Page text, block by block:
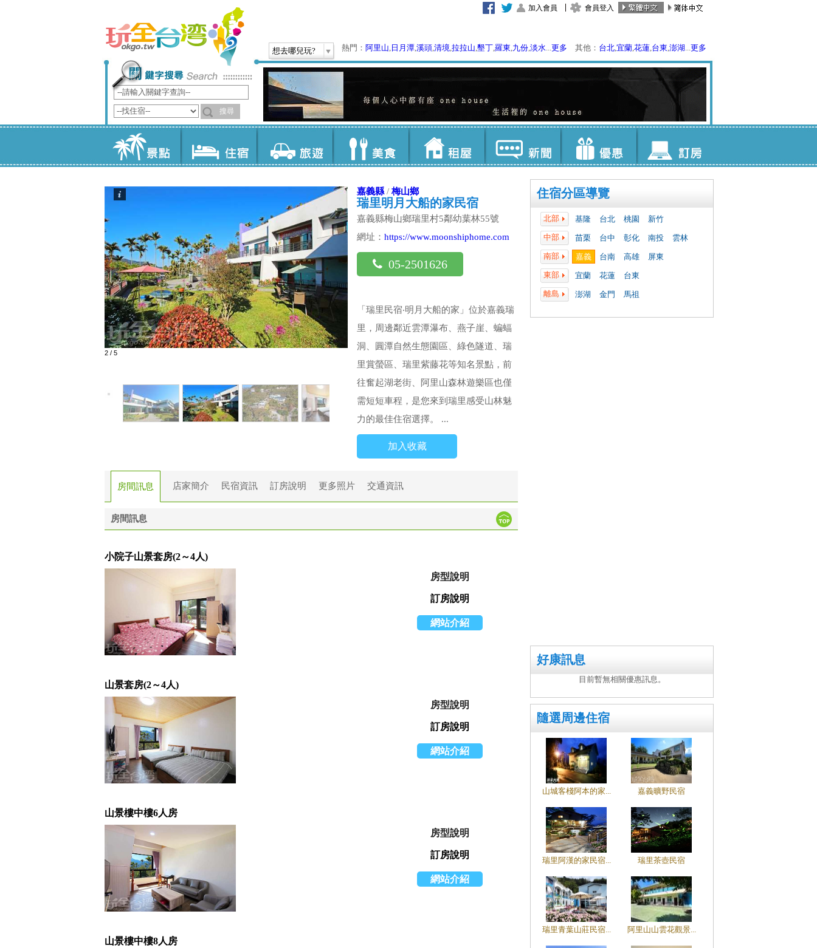
加入會員 會員登入
想去哪兒玩? 熱門： 阿里山, 日月潭,溪頭,清境,拉拉山,墾丁,羅東,九份,淡水...更多 其他： 台北,宜蘭,花蓮,台東,澎湖...更多
住宿分區導覽
北部 基隆 台北 桃園
新竹
中部
苗栗 台中 彰化 南投
雲林
南部
嘉義 台南 高雄
屏東
東部
宜蘭 花蓮
台東
離島
澎湖 金門 馬祖
好康訊息
目前暫無相關優惠訊息。
隨選周邊住宿
山城客棧阿本的家... 嘉義曠野民宿
瑞里阿漢的家民宿... 瑞里茶壺民宿
瑞里青葉山莊民宿... 阿里山山雲花觀景...
2 / 5
嘉義縣/ 梅山鄉
瑞里明月大船的家民宿
嘉義縣梅山鄉瑞里村5鄰幼葉林55號
網址： https://www.moonshiphome.com
05-2501626
「瑞里民宿‧明月大船的家」位於嘉義瑞
里，周邊鄰近雲潭瀑布、燕子崖、蝙蝠
洞、圓潭自然生態園區、綠色隧道、瑞
里賞螢區、瑞里紫藤花等知名景點，前
往奮起湖老街、阿里山森林遊樂區也僅
需短短車程，是您來到瑞里感受山林魅
力的最佳住宿選擇。 ...
加入收藏
房間訊息 店家簡介 民宿資訊 訂房說明 更多照片 交通資訊
房間訊息
小院子山景套房(2～4人)
房型說明
訂房說明
網站介紹
山景套房(2～4人)
房型說明
訂房說明
網站介紹
山景樓中樓6人房
房型說明
訂房說明
網站介紹
山景樓中樓8人房